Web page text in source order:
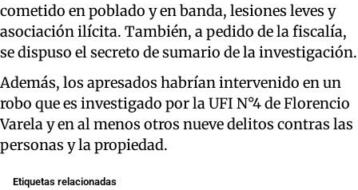
cometido en poblado y en banda, lesiones leves y
asociación ilícita. También, a pedido de la fiscalía,
se dispuso el secreto de sumario de la investigación.
Además, los apresados habrían intervenido en un
robo que es investigado por la UFI N°4 de Florencio
Varela y en al menos otros nueve delitos contras las
personas y la propiedad.
Etiquetas relacionadas